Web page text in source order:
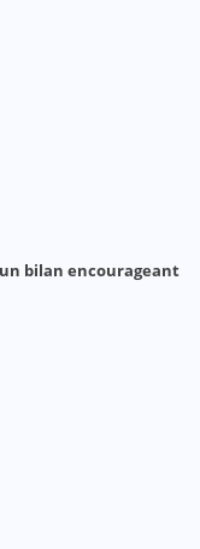
un bilan encourageant